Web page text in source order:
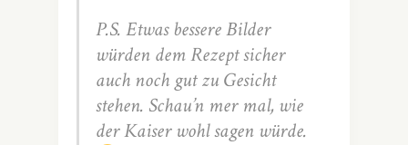
P.S. Etwas bessere Bilder
würden dem Rezept sicher
auch noch gut zu Gesicht
stehen. Schau’n mer mal, wie
der Kaiser wohl sagen würde.